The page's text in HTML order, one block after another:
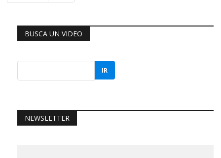
BUSCA UN VIDEO
IR
NEWSLETTER